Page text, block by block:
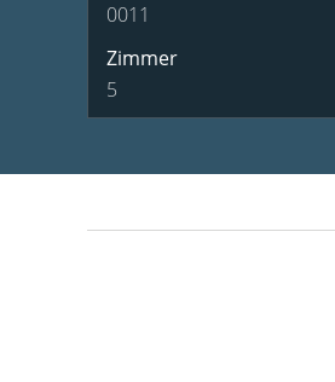
0011
Zimmer
5